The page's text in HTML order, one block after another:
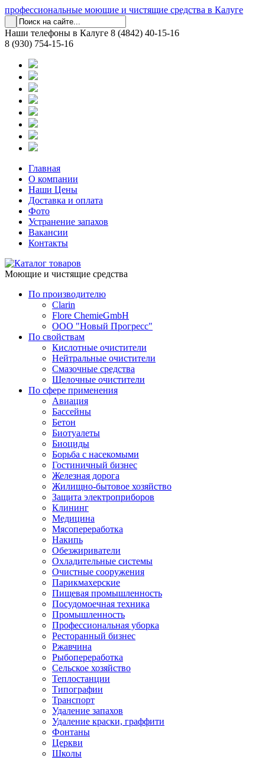
профессиональные моющие и чистящие средства в Калуге
Наши телефоны в Калуге 8 (4842) 40-15-16
8 (930) 754-15-16
Главная
О компании
Наши Цены
Доставка и оплата
Фото
Устранение запахов
Вакансии
Контакты
Моющие и чистящие средства
По производителю
Clarin
Flore ChemieGmbH
ООО "Новый Прогресс"
По свойствам
Кислотные очистители
Нейтральные очистители
Смазочные средства
Щелочные очистители
По сфере применения
Авиация
Бассейны
Бетон
Биотуалеты
Биоциды
Борьба с насекомыми
Гостиничный бизнес
Железная дорога
Жилищно-бытовое хозяйство
Защита электроприборов
Клининг
Медицина
Мясопереработка
Накипь
Обезжириватели
Охладительные системы
Очистные сооружения
Парикмахерские
Пищевая промышленность
Посудомоечная техника
Промышленность
Профессиональная уборка
Ресторанный бизнес
Ржавчина
Рыбопереработка
Сельское хозяйство
Теплостанции
Типографии
Транспорт
Удаление запахов
Удаление краски, граффити
Фонтаны
Церкви
Школы